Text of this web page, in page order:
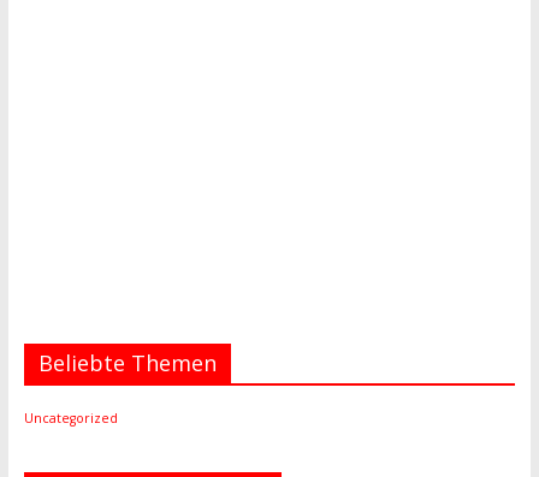
Beliebte Themen
Uncategorized